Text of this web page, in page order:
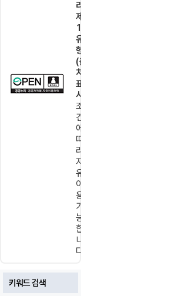
리
제
1
유
형
(출
처
표
시)'
조
건
에
따
라
자
유
이
용
가
능
합
니
다.
키워드 검색